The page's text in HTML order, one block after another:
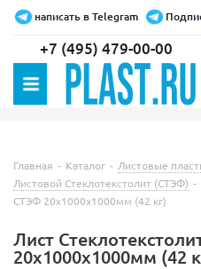
написать в Telegram
+7 (495) 479-00-00
Главная - Каталог - Листовые
Листовой Стеклотекстолит (СТЭФ) -
СТЭФ 20х1000х1000мм (42 кг)
Лист
20х1000х1000мм (42